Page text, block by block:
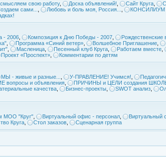
свою работу, Доска объявлений! Сайт Круга
сами... Любовь и боль моя, Россия... КОНСИЛИУМ
- 2006 Композиция к Дню Победы - 2007 Рождественские
Программа «Синий ветер» Волшебное Приглашение
Масленица Песенный клуб Круга Работаем вместе
Проект «Проспект» Комментарии по детям
МЫ - живые и разные... У-ПРАВЛЕНИЕ! Учимся!
вопросы и объявления ПРИЧИНЫ и ЦЕЛИ создания
качества Бизнес-проекты SWOT анализ
МОО "Круг" Виртуальный офис - персонал Виртуальный
Круга Стол заказов Сценарная группа